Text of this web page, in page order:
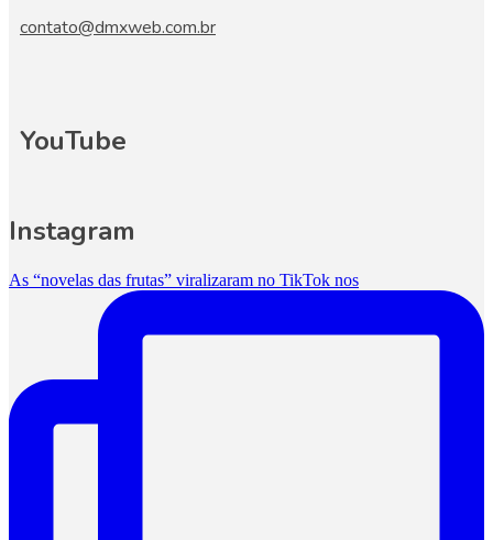
contato@dmxweb.com.br
YouTube
Instagram
As “novelas das frutas” viralizaram no TikTok nos